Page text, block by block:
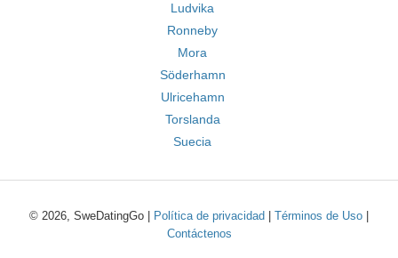
Ludvika
Ronneby
Mora
Söderhamn
Ulricehamn
Torslanda
Suecia
© 2026, SweDatingGo | Política de privacidad Términos de Uso
Contáctenos